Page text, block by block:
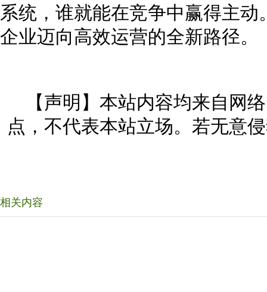
系统，谁就能在竞争中赢得主
企业迈向高效运营的全新路径。
【声明】本站内容均来自网
点，不代表本站立场。若无意
相关内容